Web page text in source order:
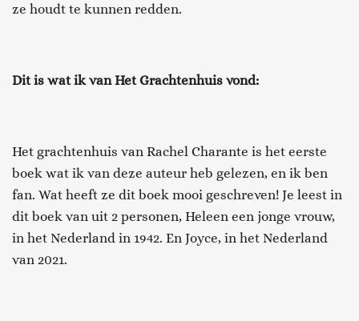
ze houdt te kunnen redden.
Dit is wat ik vanHet Grachtenhuis vond:
Het grachtenhuis van Rachel Charante is het eerste
boek wat ik van deze auteur heb gelezen, en ik ben
fan. Wat heeft ze dit boek mooi geschreven! Je leest in
dit boek van uit 2 personen, Heleen een jonge vrouw,
in het Nederland in 1942. En Joyce, in het Nederland
van 2021.